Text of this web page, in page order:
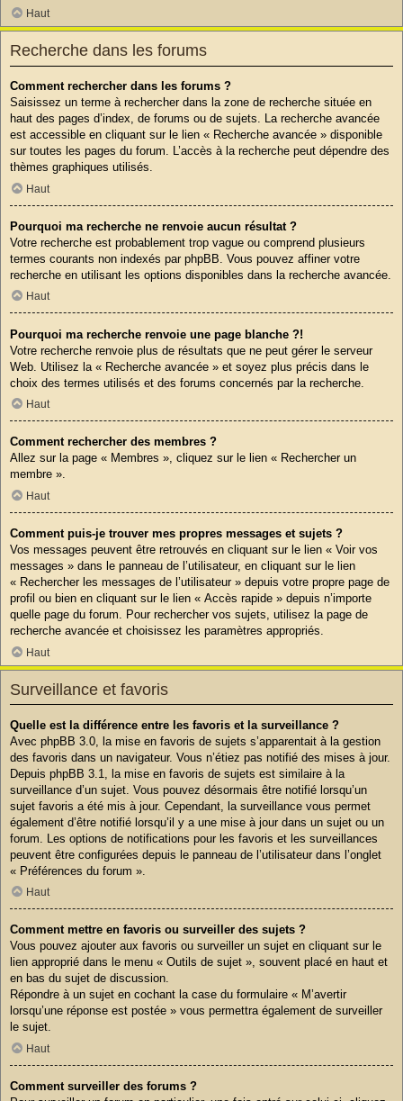
Haut
Recherche dans les forums
Comment rechercher dans les forums ?
Saisissez un terme à rechercher dans la zone de recherche située en
haut des pages d’index, de forums ou de sujets. La recherche avancée
est accessible en cliquant sur le lien « Recherche avancée » disponible
sur toutes les pages du forum. L’accès à la recherche peut dépendre des
thèmes graphiques utilisés.
Haut
Pourquoi ma recherche ne renvoie aucun résultat ?
Votre recherche est probablement trop vague ou comprend plusieurs
termes courants non indexés par phpBB. Vous pouvez affiner votre
recherche en utilisant les options disponibles dans la recherche avancée.
Haut
Pourquoi ma recherche renvoie une page blanche ?!
Votre recherche renvoie plus de résultats que ne peut gérer le serveur
Web. Utilisez la « Recherche avancée » et soyez plus précis dans le
choix des termes utilisés et des forums concernés par la recherche.
Haut
Comment rechercher des membres ?
Allez sur la page « Membres », cliquez sur le lien « Rechercher un
membre ».
Haut
Comment puis-je trouver mes propres messages et sujets ?
Vos messages peuvent être retrouvés en cliquant sur le lien « Voir vos
messages » dans le panneau de l’utilisateur, en cliquant sur le lien
« Rechercher les messages de l’utilisateur » depuis votre propre page de
profil ou bien en cliquant sur le lien « Accès rapide » depuis n’importe
quelle page du forum. Pour rechercher vos sujets, utilisez la page de
recherche avancée et choisissez les paramètres appropriés.
Haut
Surveillance et favoris
Quelle est la différence entre les favoris et la surveillance ?
Avec phpBB 3.0, la mise en favoris de sujets s’apparentait à la gestion
des favoris dans un navigateur. Vous n’étiez pas notifié des mises à jour.
Depuis phpBB 3.1, la mise en favoris de sujets est similaire à la
surveillance d’un sujet. Vous pouvez désormais être notifié lorsqu’un
sujet favoris a été mis à jour. Cependant, la surveillance vous permet
également d’être notifié lorsqu’il y a une mise à jour dans un sujet ou un
forum. Les options de notifications pour les favoris et les surveillances
peuvent être configurées depuis le panneau de l’utilisateur dans l’onglet
« Préférences du forum ».
Haut
Comment mettre en favoris ou surveiller des sujets ?
Vous pouvez ajouter aux favoris ou surveiller un sujet en cliquant sur le
lien approprié dans le menu « Outils de sujet », souvent placé en haut et
en bas du sujet de discussion.
Répondre à un sujet en cochant la case du formulaire « M’avertir
lorsqu’une réponse est postée » vous permettra également de surveiller
le sujet.
Haut
Comment surveiller des forums ?